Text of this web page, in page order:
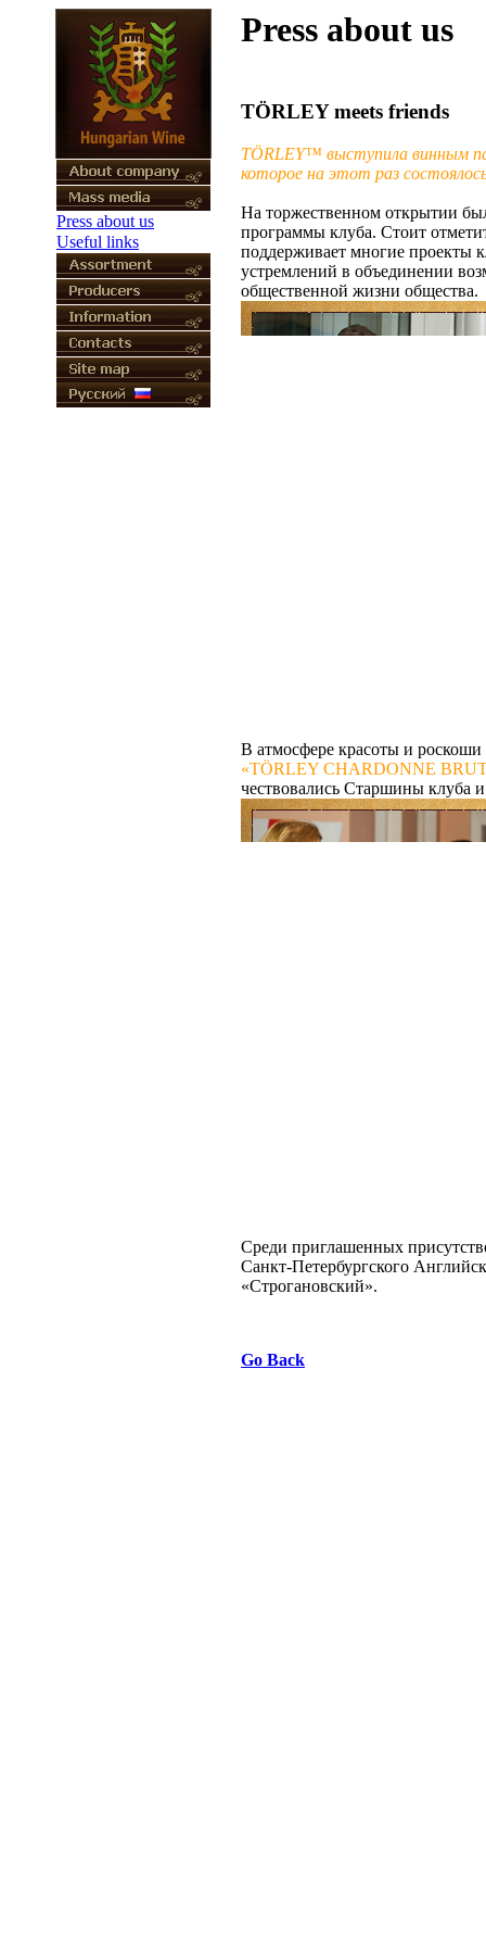
Press about us
Useful links
Press about us
TÖRLEY meets friends
TÖRLEY™ выступила винным
которое на этот раз
На торжественном открытии
программы клуба. Стоит
поддерживает многие проекты
устремлений в объединении
общественной жизни общества.
В атмосфере красоты и роскоши
«TÖRLEY CHARDONNE
чествовались Старшины клуба
Среди приглашенных
Санкт-Петербургского
«Строгановский».
Go Back